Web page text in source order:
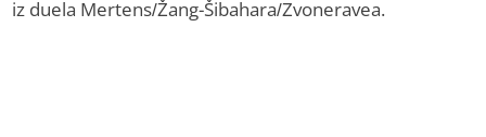
iz duela Mertens/Žang-Šibahara/Zvoneravea.